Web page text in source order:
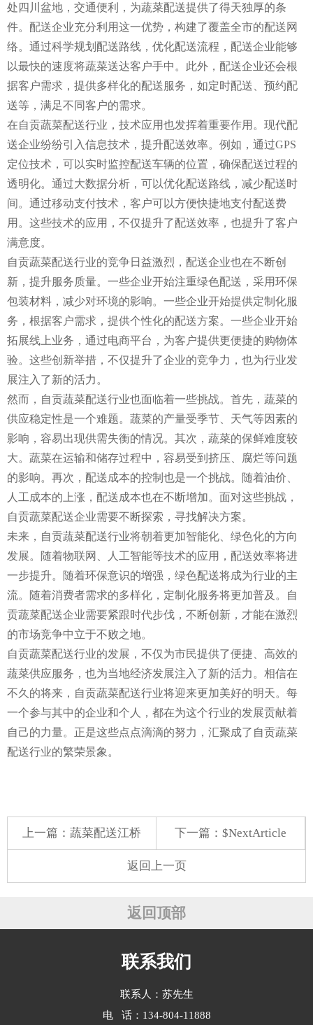
处四川盆地，交通便利，为蔬菜配送提供了得天独厚的条
件。配送企业充分利用这一优势，构建了覆盖全市的配送网
络。通过科学规划配送路线，优化配送流程，配送企业能够
以最快的速度将蔬菜送达客户手中。此外，配送企业还会根
据客户需求，提供多样化的配送服务，如定时配送、预约配
送等，满足不同客户的需求。
在自贡蔬菜配送行业，技术应用也发挥着重要作用。现代配
送企业纷纷引入信息技术，提升配送效率。例如，通过GPS
定位技术，可以实时监控配送车辆的位置，确保配送过程的
透明化。通过大数据分析，可以优化配送路线，减少配送时
间。通过移动支付技术，客户可以方便快捷地支付配送费
用。这些技术的应用，不仅提升了配送效率，也提升了客户
满意度。
自贡蔬菜配送行业的竞争日益激烈，配送企业也在不断创
新，提升服务质量。一些企业开始注重绿色配送，采用环保
包装材料，减少对环境的影响。一些企业开始提供定制化服
务，根据客户需求，提供个性化的配送方案。一些企业开始
拓展线上业务，通过电商平台，为客户提供更便捷的购物体
验。这些创新举措，不仅提升了企业的竞争力，也为行业发
展注入了新的活力。
然而，自贡蔬菜配送行业也面临着一些挑战。首先，蔬菜的
供应稳定性是一个难题。蔬菜的产量受季节、天气等因素的
影响，容易出现供需失衡的情况。其次，蔬菜的保鲜难度较
大。蔬菜在运输和储存过程中，容易受到挤压、腐烂等问题
的影响。再次，配送成本的控制也是一个挑战。随着油价、
人工成本的上涨，配送成本也在不断增加。面对这些挑战，
自贡蔬菜配送企业需要不断探索，寻找解决方案。
未来，自贡蔬菜配送行业将朝着更加智能化、绿色化的方向
发展。随着物联网、人工智能等技术的应用，配送效率将进
一步提升。随着环保意识的增强，绿色配送将成为行业的主
流。随着消费者需求的多样化，定制化服务将更加普及。自
贡蔬菜配送企业需要紧跟时代步伐，不断创新，才能在激烈
的市场竞争中立于不败之地。
自贡蔬菜配送行业的发展，不仅为市民提供了便捷、高效的
蔬菜供应服务，也为当地经济发展注入了新的活力。相信在
不久的将来，自贡蔬菜配送行业将迎来更加美好的明天。每
一个参与其中的企业和个人，都在为这个行业的发展贡献着
自己的力量。正是这些点点滴滴的努力，汇聚成了自贡蔬菜
配送行业的繁荣景象。
上一篇： 蔬菜配送江桥 下一篇：$NextArticle
返回上一页
返回顶部
联系我们
联系人：苏先生
电 话：134-804-11888